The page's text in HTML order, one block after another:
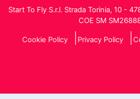
Start To Fly S.r.l. Strada Torinia, 10 -
COE SM
Cookie Policy Privacy Policy